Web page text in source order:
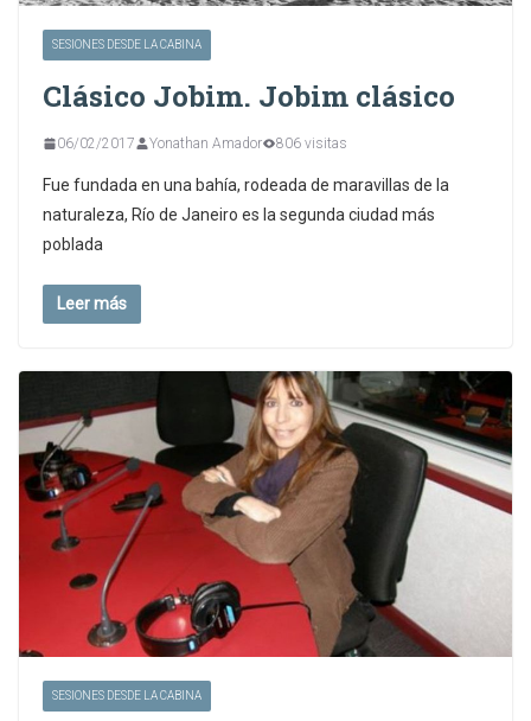
SESIONES DESDE LA CABINA
Clásico Jobim. Jobim clásico
06/02/2017 Yonathan Amador 806 visitas
Fue fundada en una bahía, rodeada de maravillas de la
naturaleza, Río de Janeiro es la segunda ciudad más
poblada
Leer más
SESIONES DESDE LA CABINA